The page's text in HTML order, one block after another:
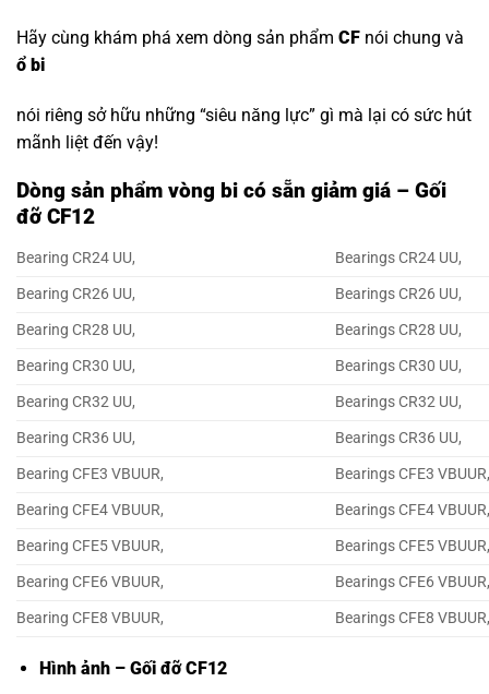
Hãy cùng khám phá xem dòng sản phẩm CF nói chung và
ổ bi
nói riêng sở hữu những “siêu năng lực” gì mà lại có sức hút
mãnh liệt đến vậy!
Dòng sản phẩm vòng bi có sẵn giảm giá – Gối
đỡ CF12
Bearing CR24 UU,
Bearings CR24 UU,
Bearing CR26 UU,
Bearings CR26 UU,
Bearing CR28 UU,
Bearings CR28 UU,
Bearing CR30 UU,
Bearings CR30 UU,
Bearing CR32 UU,
Bearings CR32 UU,
Bearing CR36 UU,
Bearings CR36 UU,
Bearing CFE3 VBUUR,
Bearings CFE3
Bearing CFE4 VBUUR,
Bearings CFE4
Bearing CFE5 VBUUR,
Bearings CFE5
Bearing CFE6 VBUUR,
Bearings CFE6
Bearing CFE8 VBUUR,
Bearings CFE8
Hình ảnh – Gối đỡ CF12